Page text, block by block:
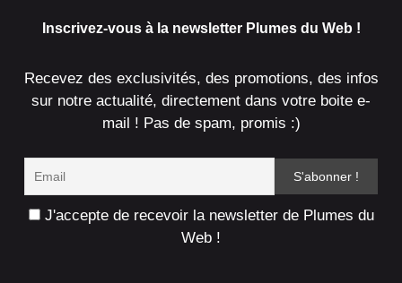
Inscrivez-vous à la newsletter Plumes du Web !
Recevez des exclusivités, des promotions, des infos
sur notre actualité, directement dans votre boite e-
mail ! Pas de spam, promis :)
J'accepte de recevoir la newsletter de Plumes du
Web !